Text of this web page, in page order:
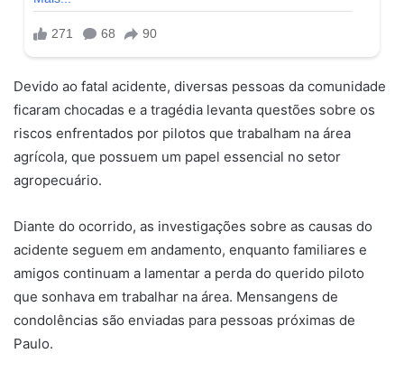
Devido ao fatal acidente, diversas pessoas da comunidade
ficaram chocadas e a tragédia levanta questões sobre os
riscos enfrentados por pilotos que trabalham na área
agrícola, que possuem um papel essencial no setor
agropecuário.
Diante do ocorrido, as investigações sobre as causas do
acidente seguem em andamento, enquanto familiares e
amigos continuam a lamentar a perda do querido piloto
que sonhava em trabalhar na área. Mensangens de
condolências são enviadas para pessoas próximas de
Paulo.